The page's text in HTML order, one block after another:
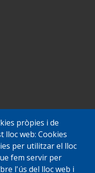
pròpies i de
lloc web: Cookies
per utilitzar el lloc
fem servir per
l'ús del lloc web i